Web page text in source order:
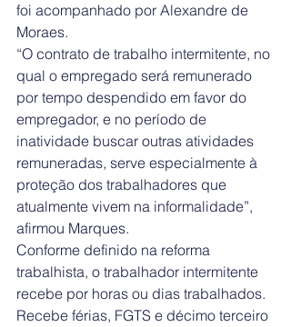
foi acompanhado por Alexandre de
Moraes.
“O contrato de trabalho intermitente, no
qual o empregado será remunerado
por tempo despendido em favor do
empregador, e no período de
inatividade buscar outras atividades
remuneradas, serve especialmente à
proteção dos trabalhadores que
atualmente vivem na informalidade”,
afirmou Marques.
Conforme definido na reforma
trabalhista, o trabalhador intermitente
recebe por horas ou dias trabalhados.
Recebe férias, FGTS e décimo terceiro